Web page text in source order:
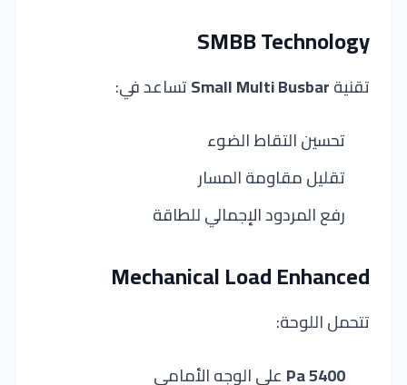
SMBB Technology
تقنيةSmall Multi Busbarتساعد في:
تحسين التقاط الضوء
تقليل مقاومة المسار
رفع المردود الإجمالي للطاقة
Mechanical Load Enhanced
تتحمل اللوحة:
5400 Pa
على الوجه الأمامي